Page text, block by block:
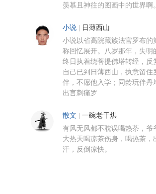
羡慕且神往的图画中的世界啊。
小说 日薄西山
小说以省高院藏族法官罗布的
称回忆展开。八岁那年，失明
终日执着绕菩提佛塔转经，反
自己已到日薄西山，执意留住
伴，不愿他入学；同龄玩伴丹
出言刺痛罗
散文 一碗老干烘
有风无风都不耽误喝热茶，爷
大热天喝凉茶伤身，喝热茶，
汗，反倒凉快。